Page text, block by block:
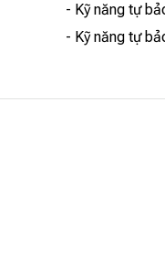
- Kỹ năng tự
- Kỹ năng tự